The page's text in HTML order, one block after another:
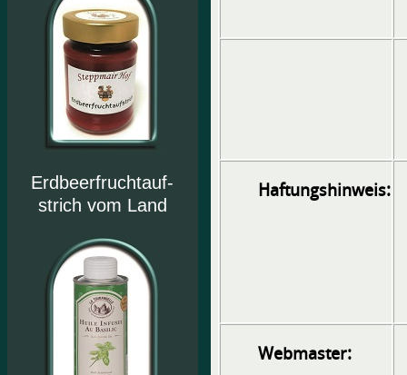
Erdbeerfruchtauf-
strich vom Land
Haftungshinweis:
Webmaster: